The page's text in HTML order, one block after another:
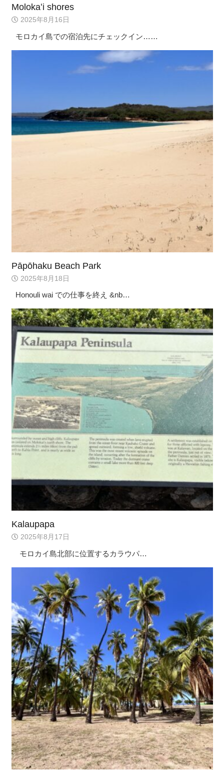
Molokaʻi shores
2025年8月16日
モロカイ島での宿泊先にチェックイン……
Pāpōhaku Beach Park
2025年8月18日
Honouli wai での仕事を終え &nb…
Kalaupapa
2025年8月17日
モロカイ島北部に位置するカラウパ…